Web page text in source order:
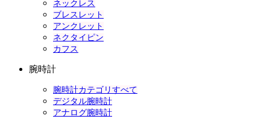
ネックレス
ブレスレット
アンクレット
ネクタイピン
カフス
腕時計
腕時計カテゴリすべて
デジタル腕時計
アナログ腕時計